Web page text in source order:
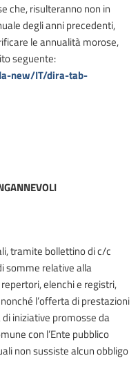
che, risulteranno non in
degli anni precedenti,
le annualità morose,
seguente:
new/IT/dira-tab-
tramite bollettino di c/c
somme relative alla
elenchi e registri,
l’offerta di prestazioni
iniziative promosse da
con l’Ente pubblico
non sussiste alcun obbligo